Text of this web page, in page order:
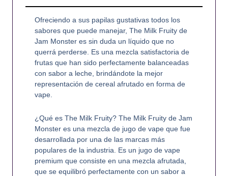
Ofreciendo a sus papilas gustativas todos los
sabores que puede manejar, The Milk Fruity de
Jam Monster es sin duda un líquido que no
querrá perderse. Es una mezcla satisfactoria de
frutas que han sido perfectamente balanceadas
con sabor a leche, brindándote la mejor
representación de cereal afrutado en forma de
vape.
¿Qué es The Milk Fruity? The Milk Fruity de Jam
Monster es una mezcla de jugo de vape que fue
desarrollada por una de las marcas más
populares de la industria. Es un jugo de vape
premium que consiste en una mezcla afrutada,
que se equilibró perfectamente con un sabor a